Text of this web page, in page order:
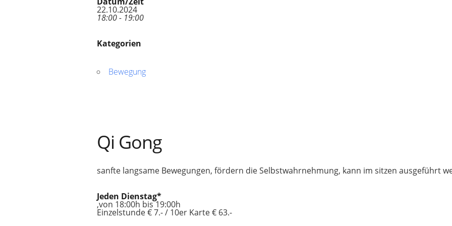
22.10.2024
18:00 - 19:00
Kategorien
Bewegung
Qi Gong
sanfte langsame Bewegungen, fördern die Selbstwahrnehmung, kann im sitzen ausgeführt
Jeden Dienstag*
‚von 18:00h bis 19:00h
Einzelstunde € 7.- / 10er Karte € 63.-